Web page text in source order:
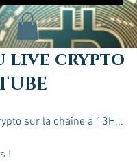
live crypto
sur la chaîne à 13H...
!